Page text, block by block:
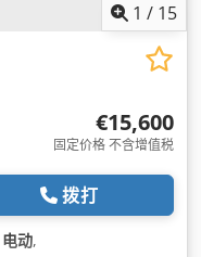
1 / 15
€15,600
固定价格 不含增值税
拨打
电动,